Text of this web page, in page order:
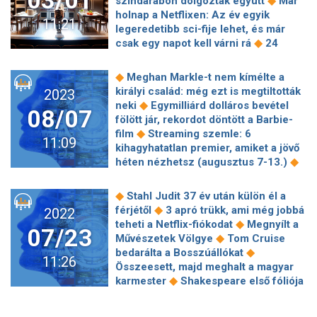
minifesztivállal indítja a nyarat a Müpa
◆ Újra együtt a Házasság első látásra
szereplői: Petra miatt gyűltek össze
Deadpool és Rozsomák a Heineken
egymásnak◆5 kultfilm, aminek tuti
nem tudod, ki lett volna eredetileg a
főhőse◆Kulka János: Kollégái
elismerése erő és gyógyír lehet a
lelkének
11:21
holnap a Netflixen: Az év egyik
legeredetibb sci-fije lehet, és már
csak egy napot kell várni rá ◆ 24
kell
Emlékszik mindenki kedvenc
fenegyerekére? Akkora pofont adott
Hollywoodnak, hogy az összes
stúdiófőnök füle csengett utána ◆
olvas tavasszal? 5 könyv, ami segít,
hogy újult erővel vágj neki a
következő hónapoknak ◆ Március 8-
án startol Dombóvári Istvánnal a Mém
idegszálain táncol az RTL új
krimijének főszereplője◆Nincs
ember, aki ne szenvedne valamitől –
Téli szünet: a film, amit
végigpityeregsz◆Dűne 2: Sivatagi
háborút még nem dizájnoltak így◆
Christian Bale élő férgeket evett egy
2023
08/07
11:09
◆ Meghan Markle-t nem kímélte a
királyi család: még ezt is megtiltották
neki ◆ Egymilliárd dolláros bevétel
fölött jár, rekordot döntött a Barbie-
film ◆ Streaming szemle: 6
kihagyhatatlan premier, amiket a jövő
héten nézhetsz (augusztus 7-13.) ◆
okozta ◆ Robert Downey Jr.
magabiztos kijelentést tett – vajon
képes lesz megtörni a Hitchcock-
átkot? ◆ Megyeri Csilla belefogyott a
stresszbe, aggódnak érte a rajongói
◆ A betegsége miatt visszavonult
Bruce Willis is szerepelhet Quentin
Tarantino utolsó filmjében
◆ A zene
2022
07/23
11:26
◆ Stahl Judit 37 év után külön él a
férjétől ◆ 3 apró trükk, ami még jobbá
teheti a Netflix-fiókodat ◆ Megnyílt a
Művészetek Völgye ◆ Tom Cruise
bedarálta a Bosszúállókat ◆
Összeesett, majd meghalt a magyar
karmester ◆ Shakespeare első fóliója